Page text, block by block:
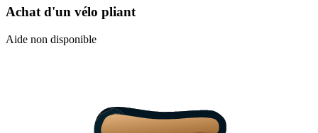
Achat d'un vélo pliant
Aide non disponible